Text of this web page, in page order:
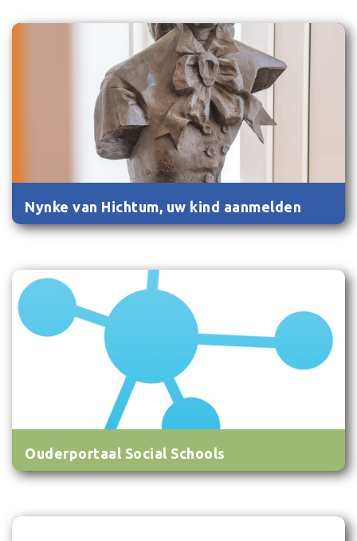
Nynke van Hichtum, uw kind aanmelden
Ouderportaal Social Schools